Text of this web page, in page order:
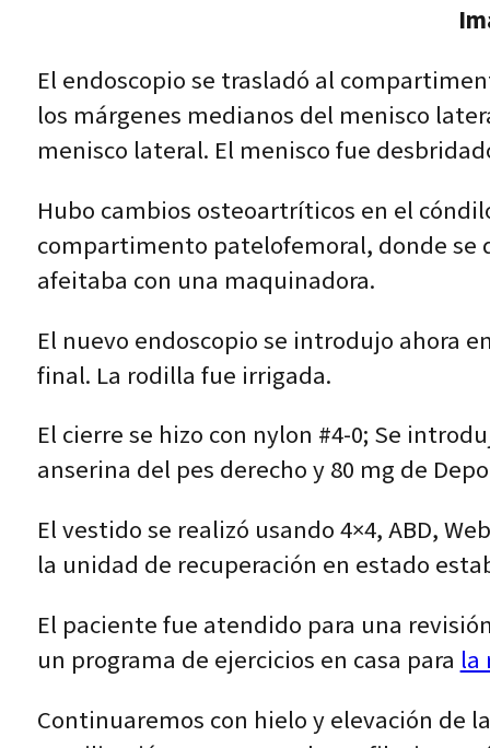
El endoscopio se trasladó al
los márgenes medianos del menisco
menisco lateral. El menisco fue
Hubo cambios osteoartríticos en el
compartimento patelofemoral, donde
afeitaba con una maquinadora.
El nuevo endoscopio se introdujo ahora
final. La rodilla fue irrigada.
El cierre se hizo con nylon #4-0; Se
anserina del pes derecho y 80 mg de
El vestido se realizó usando 4×4, ABD,
la unidad de recuperación en estado
El paciente fue atendido para una
un programa de ejercicios en casa para la
Continuaremos con hielo y elevación de